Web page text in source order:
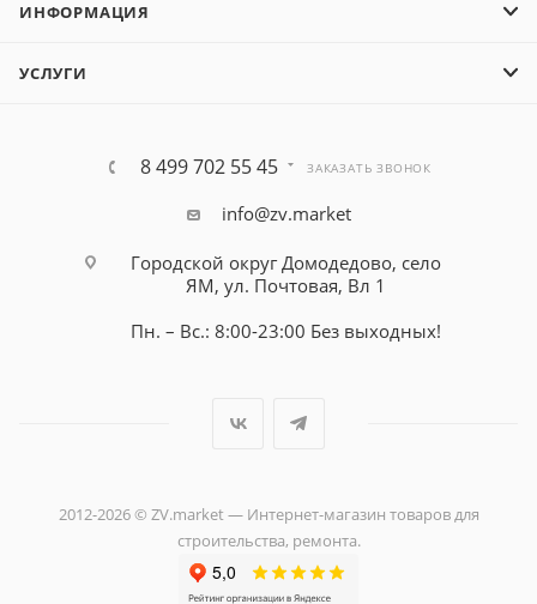
ИНФОРМАЦИЯ
УСЛУГИ
8 499 702 55 45 ЗАКАЗАТЬ ЗВОНОК
info@zv.market
Городской округ Домодедово, село
ЯМ, ул. Почтовая, Вл 1
Пн. – Вс.: 8:00-23:00 Без выходных!
2012-2026 © ZV.market — Интернет-магазин товаров для
строительства, ремонта.